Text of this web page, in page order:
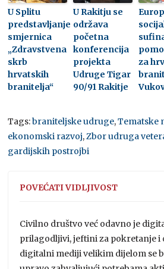
U Splitu
predstavljanje
smjernica
„Zdravstvena
skrb
hrvatskih
branitelja“
U Rakitju se
održava
početna
konferencija
projekta
Udruge Tigar
90/91 Rakitje
za
Tags:braniteljske udruge,Tematske
ekonomski razvoj,Zbor udruga
gardijskih postrojbi
POVEĆATI VIDLJIVOST
Civilno društvo već odavno je
prilagodljivi, jeftini za pokretanje i
digitalni mediji velikim dijelom se